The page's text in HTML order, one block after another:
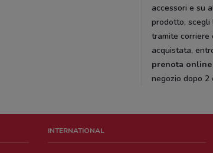
accessori e su
prodotto, scegli
tramite corriere
acquistata,
prenota
negozio dopo 2
INTERNATIONAL